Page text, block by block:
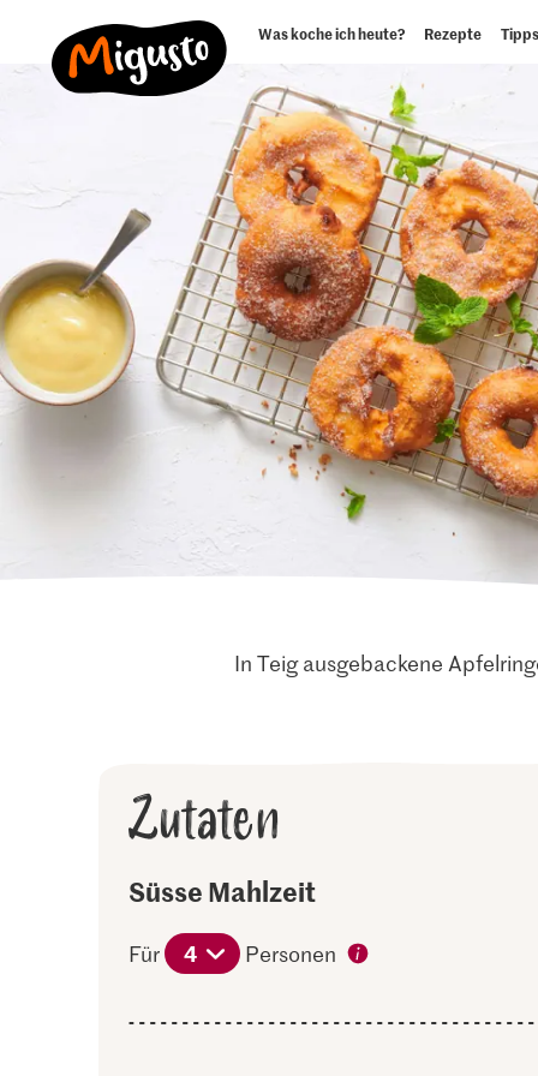
Was koche ich heute? Rezepte
In Teig ausgebackene
Zutaten
Süsse Mahlzeit
Für 4 Personen